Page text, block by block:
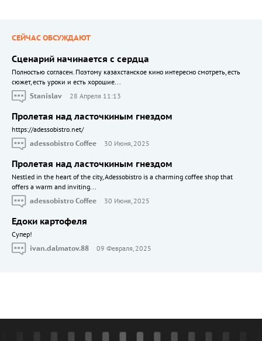
СЕЙЧАС ОБСУЖДАЮТ
Сценарий начинается с сердца
Полностью согласен. Поэтому казахстанское кино интересно смотреть, есть
сюжет, есть уроки и есть хорошие...
Stanislav
28 Апреля 11:13
Пролетая над ласточкиным гнездом
https://adessobistro.net/
adessobistro Coffee
30 Июня, 2025
Пролетая над ласточкиным гнездом
Nestled in the heart of the city, Adessobistro is a charming coffee shop that
offers a warm and inviting...
adessobistro Coffee
30 Июня, 2025
Едоки картофеля
Cупер!
ivan.dalmatov.88
09 Февраля, 2025